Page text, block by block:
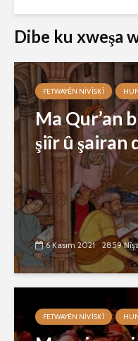
Dibe ku xweşa
FETWAYÊN NIVÎSKÎ
Ma Qur’an
şiîr û şairan
6 Kasım 2021 2859
FETWAYÊN NIVÎSKÎ